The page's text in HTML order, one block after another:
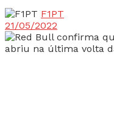
F1PT
21/05/2022